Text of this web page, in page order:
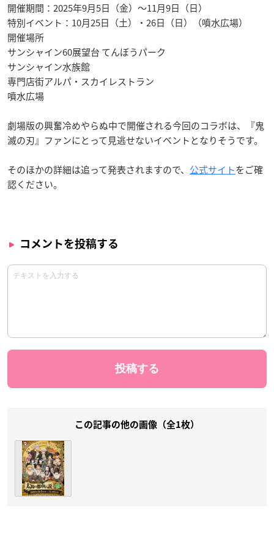
開催期間：2025年9月5日（金）～11月9日（日）
特別イベント：10月25日（土）・26日（日）（噴水広場）
開催場所
サンシャイン60展望台 てんぼうパーク
サンシャイン水族館
専門店街アルパ・スカイレストラン
噴水広場
劇場版の興奮冷めやらぬ中で開催される今回のコラボは、『鬼
滅の刃』ファンにとって見逃せないイベントとなりそうです。
そのほかの詳細は追って発表されますので、 公式サイトをご確
認ください。
コメントを投稿する
この記事の他の画像（全1枚）